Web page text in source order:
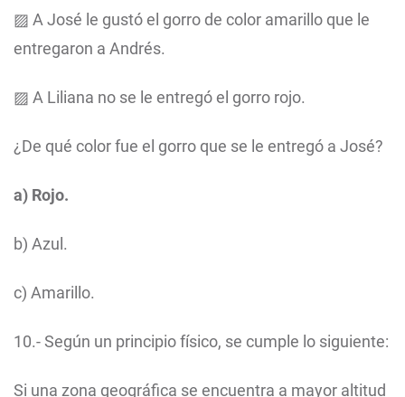
▨ A José le gustó el gorro de color amarillo que le
entregaron a Andrés.
▨ A Liliana no se le entregó el gorro rojo.
¿De qué color fue el gorro que se le entregó a José?
a) Rojo.
b) Azul.
c) Amarillo.
10.- Según un principio físico, se cumple lo siguiente:
Si una zona geográfica se encuentra a mayor altitud